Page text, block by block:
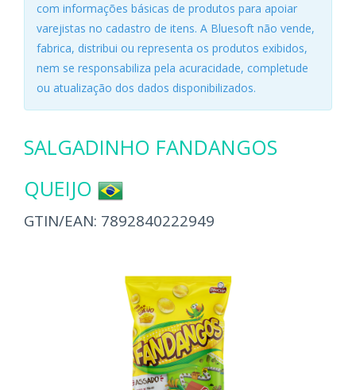
com informações básicas de produtos para apoiar
varejistas no cadastro de itens. A Bluesoft não vende,
fabrica, distribui ou representa os produtos exibidos,
nem se responsabiliza pela acuracidade, completude
ou atualização dos dados disponibilizados.
SALGADINHO FANDANGOS
QUEIJO
GTIN/EAN: 7892840222949